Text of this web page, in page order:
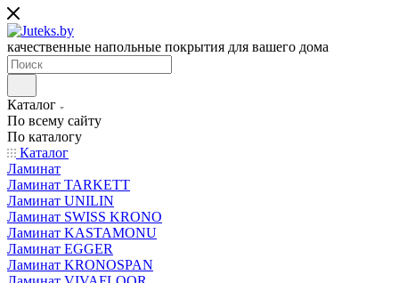
качественные напольные покрытия для вашего дома
Каталог
По всему сайту
По каталогу
Каталог
Ламинат
Ламинат TARKETT
Ламинат UNILIN
Ламинат SWISS KRONO
Ламинат KASTAMONU
Ламинат EGGER
Ламинат KRONOSPAN